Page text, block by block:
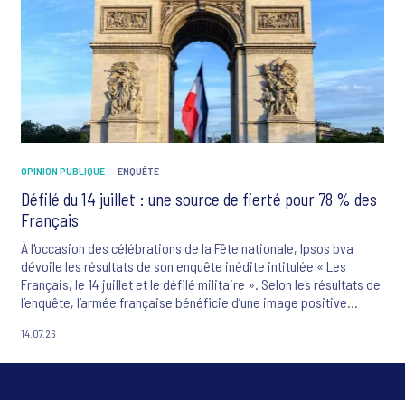
OPINION PUBLIQUE ENQUÊTE
Défilé du 14 juillet : une source de fierté pour 78 % des
Français
À l'occasion des célébrations de la Fête nationale, Ipsos bva
dévoile les résultats de son enquête inédite intitulée « Les
Français, le 14 juillet et le défilé militaire ». Selon les résultats de
l’enquête, l’armée française bénéficie d’une image positive
souligne également que 80 % des Français considèrent le défilé
14.07.26